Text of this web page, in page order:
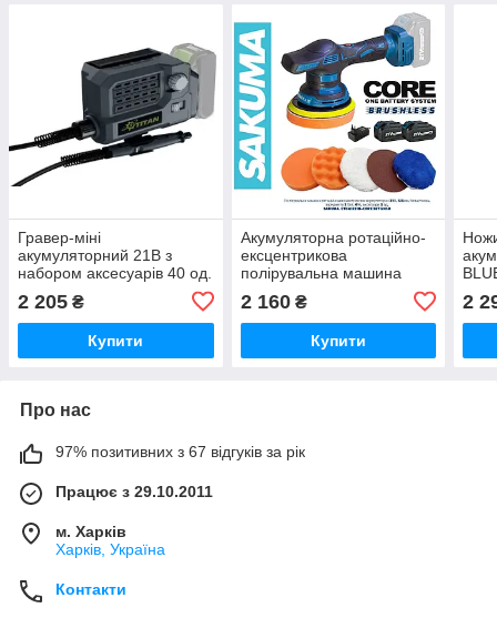
Гравер-міні
акумуляторний 21В з
набором аксесуарів 40 од.
2 205 ₴
Купити
Акумуляторна ротаційно-
ексцентрикова
полірувальна машина
CORE SET124SB
2 160₴
Купити
бат.
2
Про нас
97% позитивних з 67 відгуків за рік
Працює з 29.10.2011
м. Харків
Харків, Україна
Контакти